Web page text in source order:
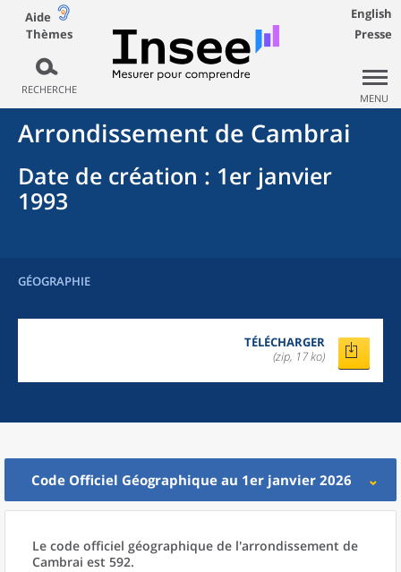
Aide
Thèmes
RECHERCHE
English
Presse
MENU
Arrondissement de Cambrai
Date de création : 1er janvier
1993
GÉOGRAPHIE
TÉLÉCHARGER
(zip, 17 ko)
Code Officiel Géographique au 1er janvier 2026
Le code officiel géographique de l'arrondissement de
Cambrai est 592.